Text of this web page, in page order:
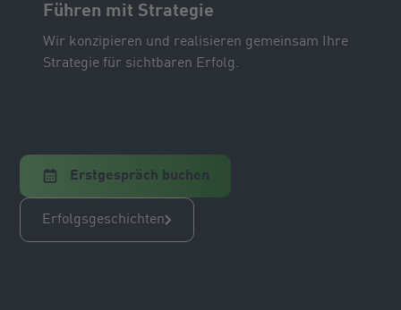
Führen mit Strategie
Wir konzipieren und realisieren gemeinsam Ihre
Strategie für sichtbaren Erfolg.
Erstgespräch buchen
Erfolgsgeschichten